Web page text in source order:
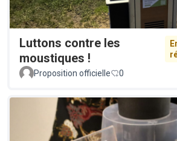
Luttons contre les
moustiques !
Proposition officielle
0